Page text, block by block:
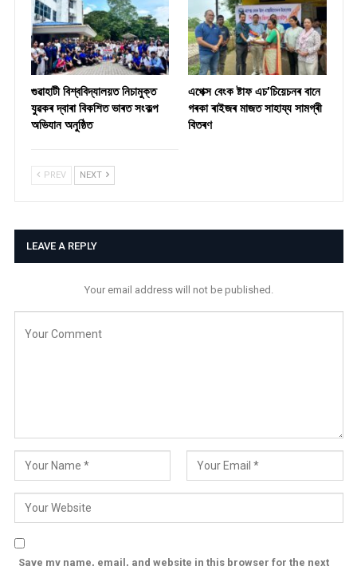
গুৱাহাটী বিশ্ববিদ্যালয়ত নিচামুক্ত
যুৱকৰ দ্বাৰা বিকশিত ভাৰত সংকল্প
অভিযান অনুষ্ঠিত
​এপেক্স বেংক ষ্টাফ এচ’চিয়েচনৰ বানে
গৰকা ৰাইজৰ মাজত সাহায্য সামগ্ৰী
বিতৰণ ​
PREV NEXT
LEAVE A REPLY
Your email address will not be published.
Save my name, email, and website in this browser for the next